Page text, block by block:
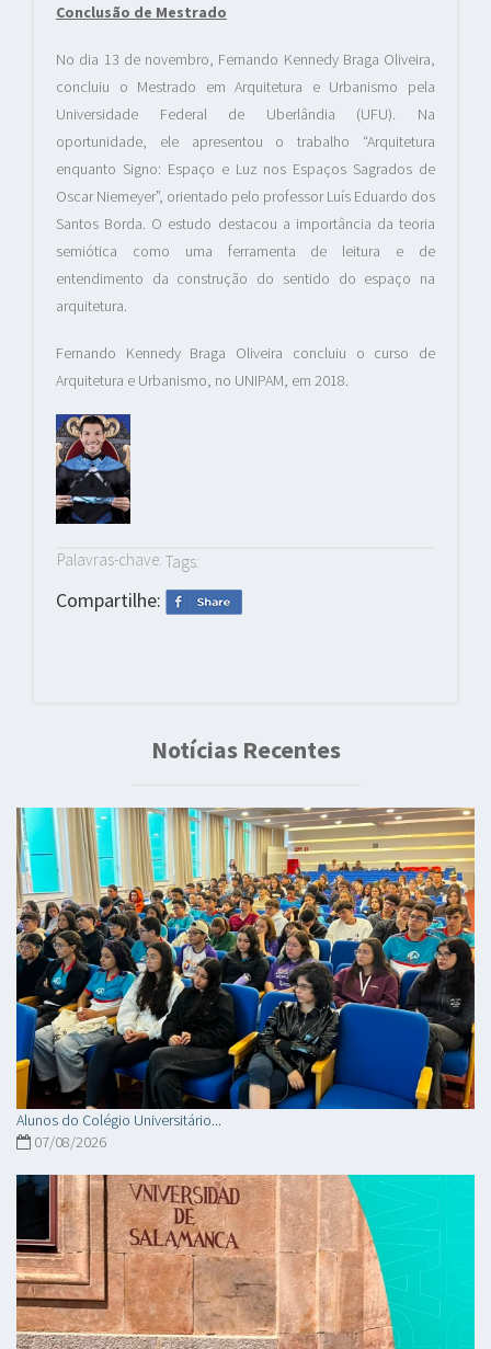
Conclusão de Mestrado
No dia 13 de novembro, Fernando Kennedy Braga Oliveira,
concluiu o Mestrado em Arquitetura e Urbanismo pela
Universidade Federal de Uberlândia (UFU). Na
oportunidade, ele apresentou o trabalho “Arquitetura
enquanto Signo: Espaço e Luz nos Espaços Sagrados de
Oscar Niemeyer”, orientado pelo professor Luís Eduardo dos
Santos Borda. O estudo destacou a importância da teoria
semiótica como uma ferramenta de leitura e de
entendimento da construção do sentido do espaço na
arquitetura.
Fernando Kennedy Braga Oliveira concluiu o curso de
Arquitetura e Urbanismo, no UNIPAM, em 2018.
Palavras-chave: Tags:
Compartilhe:
Notícias Recentes
Alunos do Colégio Universitário...
07/08/2026